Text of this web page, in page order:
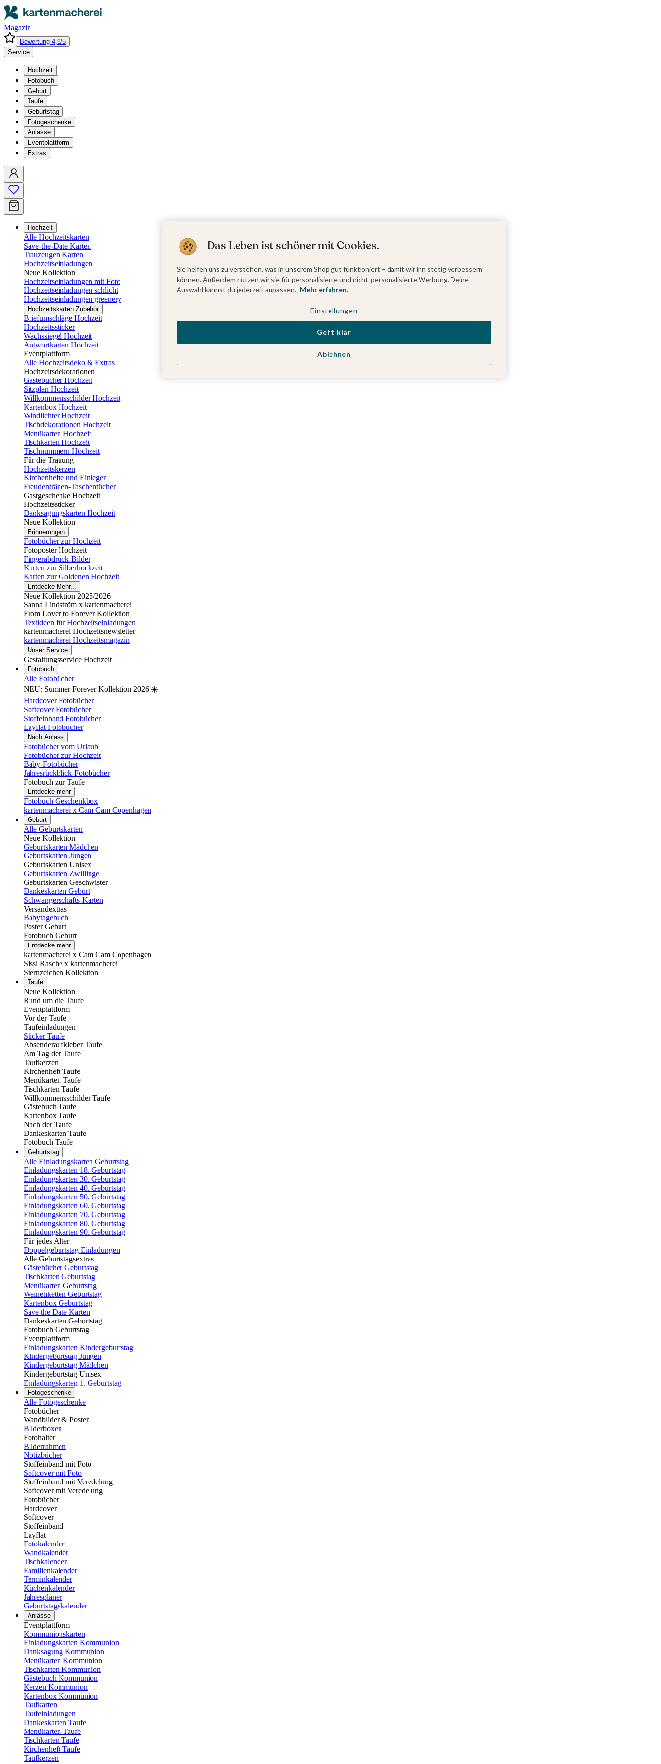
Magazin
Bewertung 4,9/5
Service
Hochzeit
Fotobuch
Geburt
Taufe
Geburtstag
Fotogeschenke
Anlässe
Eventplattform
Extras
Hochzeit
Alle Hochzeitskarten
Save-the-Date Karten
Trauzeugen Karten
Hochzeitseinladungen
Neue Kollektion
Hochzeitseinladungen mit Foto
Hochzeitseinladungen schlicht
Hochzeitseinladungen greenery
Hochzeitskarten Zubehör
Briefumschläge Hochzeit
Hochzeitssticker
Wachssiegel Hochzeit
Antwortkarten Hochzeit
Eventplattform
Alle Hochzeitsdeko & Extras
Hochzeitsdekorationen
Gästebücher Hochzeit
Sitzplan Hochzeit
Willkommensschilder Hochzeit
Kartenbox Hochzeit
Windlichter Hochzeit
Tischdekorationen Hochzeit
Menükarten Hochzeit
Tischkarten Hochzeit
Tischnummern Hochzeit
Für die Trauung
Hochzeitskerzen
Kirchenhefte und Einleger
Freudentränen-Taschentücher
Gastgeschenke Hochzeit
Hochzeitssticker
Danksagungskarten Hochzeit
Neue Kollektion
Erinnerungen
Fotobücher zur Hochzeit
Fotoposter Hochzeit
Fingerabdruck-Bilder
Karten zur Silberhochzeit
Karten zur Goldenen Hochzeit
Entdecke Mehr...
Neue Kollektion 2025/2026
Sanna Lindström x kartenmacherei
From Lover to Forever Kollektion
Textideen für Hochzeitseinladungen
kartenmacherei Hochzeitsnewsletter
kartenmacherei Hochzeitsmagazin
Unser Service
Gestaltungsservice Hochzeit
Fotobuch
Alle Fotobücher
NEU: Summer Forever Kollektion 2026 ☀️
Hardcover Fotobücher
Softcover Fotobücher
Stoffeinband Fotobücher
Layflat Fotobücher
Nach Anlass
Fotobücher vom Urlaub
Fotobücher zur Hochzeit
Baby-Fotobücher
Jahresrückblick-Fotobücher
Fotobuch zur Taufe
Entdecke mehr
Fotobuch Geschenkbox
kartenmacherei x Cam Cam Copenhagen
Geburt
Alle Geburtskarten
Neue Kollektion
Geburtskarten Mädchen
Geburtskarten Jungen
Geburtskarten Unisex
Geburtskarten Zwillinge
Geburtskarten Geschwister
Dankeskarten Geburt
Schwangerschafts-Karten
Versandextras
Babytagebuch
Poster Geburt
Fotobuch Geburt
Entdecke mehr
kartenmacherei x Cam Cam Copenhagen
Sissi Rasche x kartenmacherei
Sternzeichen Kollektion
Taufe
Neue Kollektion
Rund um die Taufe
Eventplattform
Vor der Taufe
Taufeinladungen
Sticker Taufe
Absenderaufkleber Taufe
Am Tag der Taufe
Taufkerzen
Kirchenheft Taufe
Menükarten Taufe
Tischkarten Taufe
Willkommensschilder Taufe
Gästebuch Taufe
Kartenbox Taufe
Nach der Taufe
Dankeskarten Taufe
Fotobuch Taufe
Geburtstag
Alle Einladungskarten Geburtstag
Einladungskarten 18. Geburtstag
Einladungskarten 30. Geburtstag
Einladungskarten 40. Geburtstag
Einladungskarten 50. Geburtstag
Einladungskarten 60. Geburtstag
Einladungskarten 70. Geburtstag
Einladungskarten 80. Geburtstag
Einladungskarten 90. Geburtstag
Für jedes Alter
Doppelgeburtstag Einladungen
Alle Geburtstagsextras
Gästebücher Geburtstag
Tischkarten Geburtstag
Menükarten Geburtstag
Weinetiketten Geburtstag
Kartenbox Geburtstag
Save the Date Karten
Dankeskarten Geburtstag
Fotobuch Geburtstag
Eventplattform
Einladungskarten Kindergeburtstag
Kindergeburtstag Jungen
Kindergeburtstag Mädchen
Kindergeburtstag Unisex
Einladungskarten 1. Geburtstag
Fotogeschenke
Alle Fotogeschenke
Fotobücher
Wandbilder & Poster
Bilderboxen
Fotohalter
Bilderrahmen
Notizbücher
Stoffeinband mit Foto
Softcover mit Foto
Stoffeinband mit Veredelung
Softcover mit Veredelung
Fotobücher
Hardcover
Softcover
Stoffeinband
Layflat
Fotokalender
Wandkalender
Tischkalender
Familienkalender
Terminkalender
Küchenkalender
Jahresplaner
Geburtstagskalender
Anlässe
Eventplattform
Kommunionskarten
Einladungskarten Kommunion
Danksagung Kommunion
Menükarten Kommunion
Tischkarten Kommunion
Gästebuch Kommunion
Kerzen Kommunion
Kartenbox Kommunion
Taufkarten
Taufeinladungen
Dankeskarten Taufe
Menükarten Taufe
Tischkarten Taufe
Kirchenheft Taufe
Taufkerzen
Das Leben ist schöner mit Cookies.
Sie helfen uns zu verstehen, was in unserem Shop gut funktioniert – damit wir ihn stetig verbessern
können. Außerdem nutzen wir sie für personalisierte und nicht-personalisierte Werbung. Deine
Auswahl kannst du jederzeit anpassen. Mehr erfahren.
Einstellungen
Ablehnen
Geht klar